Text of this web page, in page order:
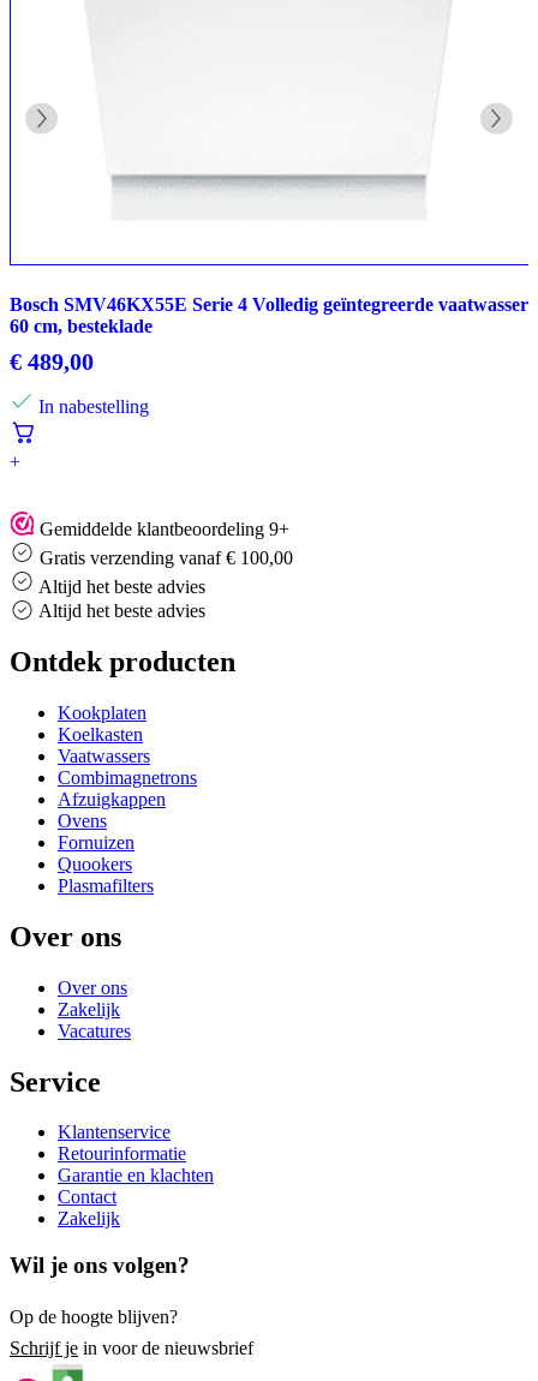
Bosch SMV46KX55E Serie 4 Volledig geïntegreerde vaatwasser
60 cm, besteklade
€ 489,00
In nabestelling
+
Gemiddelde klantbeoordeling 9+
Gratis verzending vanaf € 100,00
Altijd het beste advies
Altijd het beste advies
Ontdek producten
Kookplaten
Koelkasten
Vaatwassers
Combimagnetrons
Afzuigkappen
Ovens
Fornuizen
Quookers
Plasmafilters
Over ons
Over ons
Zakelijk
Vacatures
Service
Klantenservice
Retourinformatie
Garantie en klachten
Contact
Zakelijk
Wil je ons volgen?
Op de hoogte blijven?
Schrijf je in voor de nieuwsbrief